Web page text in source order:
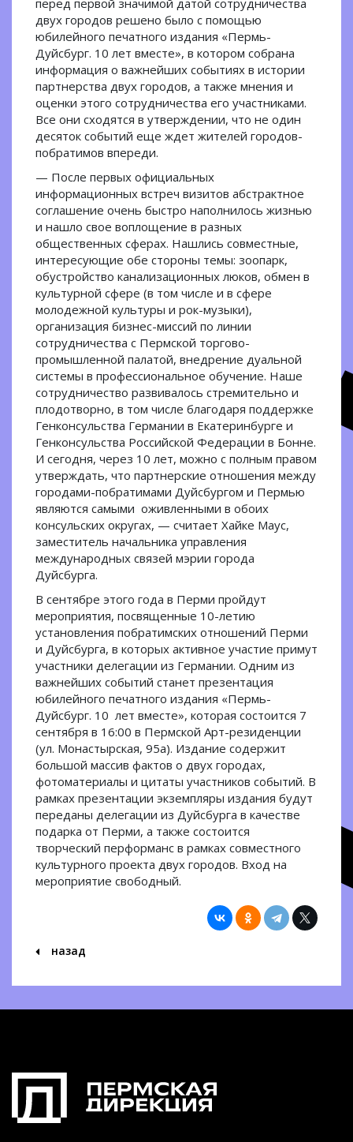
перед первой значимой датой сотрудничества
двух городов решено было с помощью
юбилейного печатного издания «Пермь-
Дуйсбург. 10 лет вместе», в котором собрана
информация о важнейших событиях в истории
партнерства двух городов, а также мнения и
оценки этого сотрудничества его участниками.
Все они сходятся в утверждении, что не один
десяток событий еще ждет жителей городов-
побратимов впереди.
— После первых официальных
информационных встреч визитов абстрактное
соглашение очень быстро наполнилось жизнью
и нашло свое воплощение в разных
общественных сферах. Нашлись совместные,
интересующие обе стороны темы: зоопарк,
обустройство канализационных люков, обмен в
культурной сфере (в том числе и в сфере
молодежной культуры и рок-музыки),
организация бизнес-миссий по линии
сотрудничества с Пермской торгово-
промышленной палатой, внедрение дуальной
системы в профессиональное обучение. Наше
сотрудничество развивалось стремительно и
плодотворно, в том числе благодаря поддержке
Генконсульства Германии в Екатеринбурге и
Генконсульства Российской Федерации в Бонне.
И сегодня, через 10 лет, можно с полным правом
утверждать, что партнерские отношения между
городами-побратимами Дуйсбургом и Пермью
являются самыми оживленными в обоих
консульских округах, — считает Хайке Маус,
заместитель начальника управления
международных связей мэрии города
Дуйсбурга.
В сентябре этого года в Перми пройдут
мероприятия, посвященные 10-летию
установления побратимских отношений Перми
и Дуйсбурга, в которых активное участие примут
участники делегации из Германии. Одним из
важнейших событий станет презентация
юбилейного печатного издания «Пермь-
Дуйсбург. 10 лет вместе», которая состоится 7
сентября в 16:00 в Пермской Арт-резиденции
(ул. Монастырская, 95а). Издание содержит
большой массив фактов о двух городах,
фотоматериалы и цитаты участников событий. В
рамках презентации экземпляры издания будут
переданы делегации из Дуйсбурга в качестве
подарка от Перми, а также состоится
творческий перформанс в рамках совместного
культурного проекта двух городов. Вход на
мероприятие свободный.
назад